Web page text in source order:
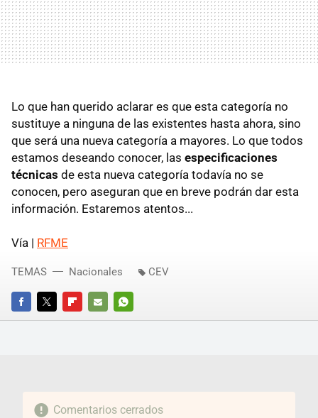
Lo que han querido aclarar es que esta categoría no
sustituye a ninguna de las existentes hasta ahora, sino
que será una nueva categoría a mayores. Lo que todos
estamos deseando conocer, las especificaciones
técnicas de esta nueva categoría todavía no se
conocen, pero aseguran que en breve podrán dar esta
información. Estaremos atentos...
Vía | RFME
FACEBOOKTWITTERFLIPBOARD
E-
WHATSAPP
TEMAS Nacionales CEV
Comentarios cerrados